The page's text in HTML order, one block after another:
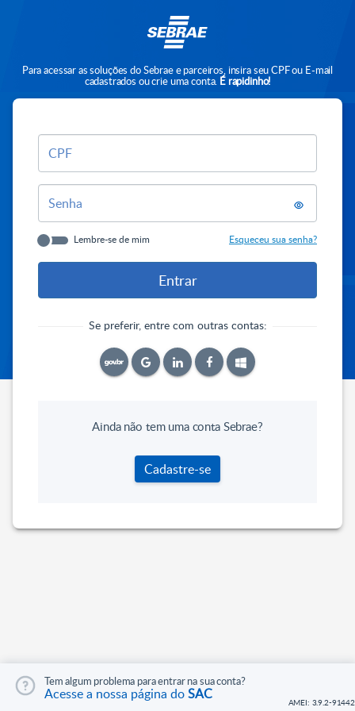
Para acessar as soluções do Sebrae e parceiros, insira seu CPF ou E-mail
cadastrados ou crie uma conta. É rapidinho!
CPF
Senha
Lembre-se de mim Esqueceu sua senha?
Se preferir, entre com outras contas:
Tem algum problema para entrar na sua conta?
Acesse a nossa página doSAC
Ainda não tem uma conta Sebrae?
Cadastre-se
AMEI: 3.9.2-91442